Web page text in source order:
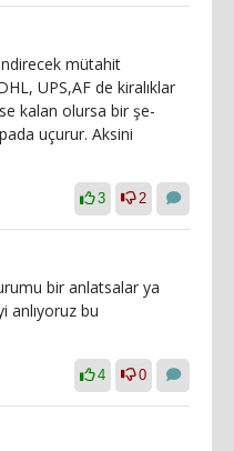
mütahit
UPS,AF de kiralıklar
kalan olursa bir şe-
uçurur. Aksini
3 2
bir anlatsalar ya
anlıyoruz bu
4 0